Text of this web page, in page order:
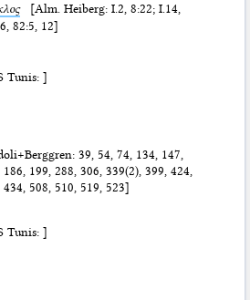
[Alm. Heiberg: I.2, 8:22; I.14,
82:5, 12]
Tunis: ]
39, 54, 74, 134, 147,
186, 199, 288, 306, 339(2), 399, 424,
434, 508, 510, 519, 523]
Tunis: ]